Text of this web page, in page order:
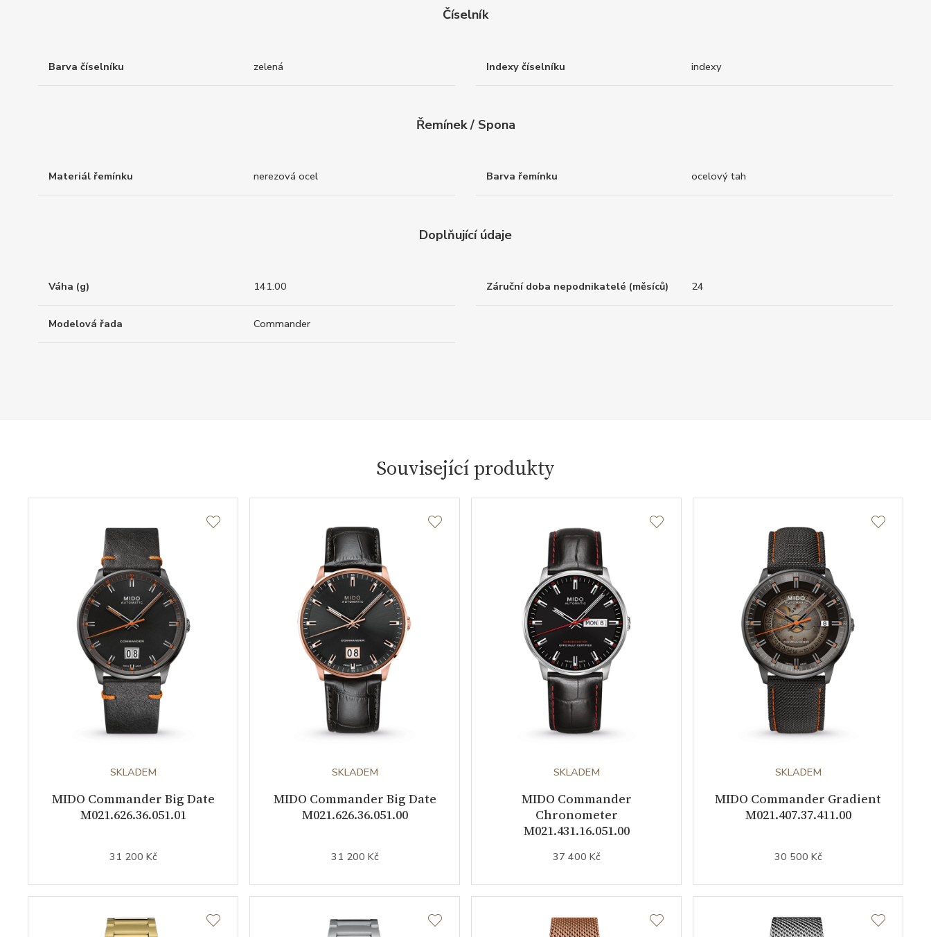
Číselník
Barva číselníku zelená Indexy číselníku indexy
Řemínek / Spona
Materiál řemínku nerezová ocel Barva řemínku ocelový tah
Doplňující údaje
Váha (g) 141.00 Záruční doba nepodnikatelé (měsíců) 24
Modelová řada Commander
Související produkty
SKLADEM
MIDO Commander Big Date
M021.626.36.051.01
31 200 Kč
SKLADEM
MIDO Commander Big Date
M021.626.36.051.00
31 200 Kč
SKLADEM
MIDO Commander
Chronometer
M021.431.16.051.00
37 400 Kč
SKLADEM
MIDO Commander Gradient
M021.407.37.411.00
30 500 Kč